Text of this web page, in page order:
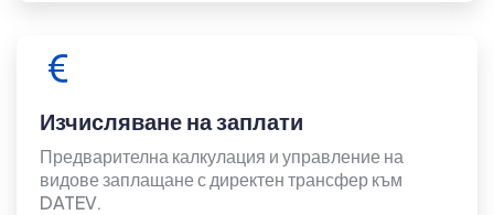
Изчисляване на заплати
Предварителна калкулация и управление на
видове заплащане с директен трансфер към
DATEV.